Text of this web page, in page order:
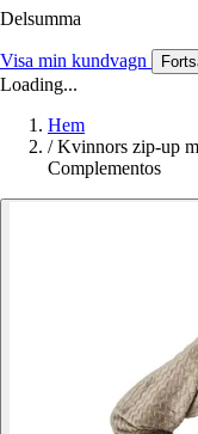
Delsumma
Visa min kundvagn
Loading...
Hem
/ Kvinnors zip-up
Complementos